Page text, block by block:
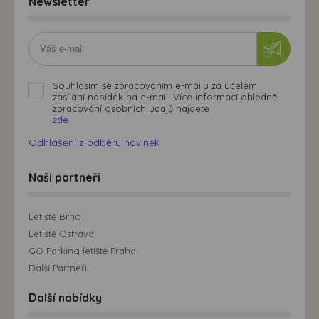
Souhlasím se zpracováním e-mailu za účelem
zasílání nabídek na e-mail. Více informací ohledně
zpracování osobních údajů najdete
zde.
Odhlášení z odběru novinek
Naši partneři
Letiště Brno
Letiště Ostrava
GO Parking letiště Praha
Další Partneři
Další nabídky